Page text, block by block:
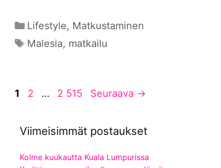
Kategoriat
Lifestyle, Matkustaminen
Avainsanat
Malesia, matkailu
Sivu
1 Sivu
2 … Sivu
2 515 Seuraava →
Viimeisimmät postaukset
Kolme kuukautta Kuala Lumpurissa